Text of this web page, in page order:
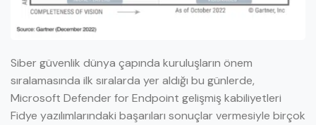
Siber güvenlik dünya çapında kuruluşların önem
sıralamasında ilk sıralarda yer aldığı bu günlerde,
Microsoft Defender for Endpoint gelişmiş kabiliyetleri
Fidye yazılımlarındaki başarıları sonuçlar vermesiyle birçok